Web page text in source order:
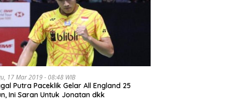
17 Mar 2019 - 08:48 WIB
Putra Paceklik Gelar All England 25
Ini Saran Untuk Jonatan dkk